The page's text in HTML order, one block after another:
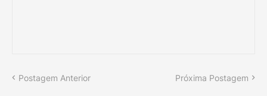
Postagem Anterior Próxima Postagem